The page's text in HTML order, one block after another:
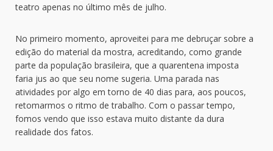
teatro apenas no último mês de julho.
No primeiro momento, aproveitei para me debruçar sobre a
edição do material da mostra, acreditando, como grande
parte da população brasileira, que a quarentena imposta
faria jus ao que seu nome sugeria. Uma parada nas
atividades por algo em torno de 40 dias para, aos poucos,
retomarmos o ritmo de trabalho. Com o passar tempo,
fomos vendo que isso estava muito distante da dura
realidade dos fatos.